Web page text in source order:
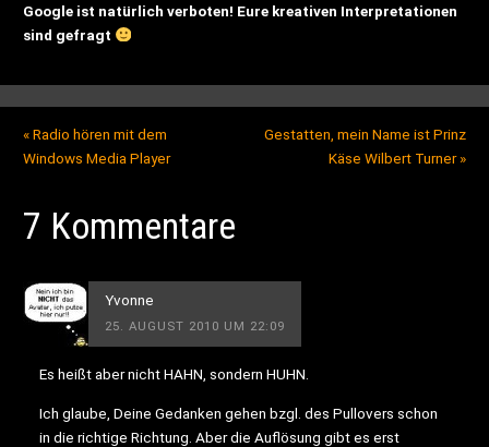
Google ist natürlich verboten! Eure kreativen Interpretationen
sind gefragt
«Radio hören mit dem
Windows Media Player
Gestatten, mein Name ist Prinz
Käse Wilbert Turner»
7 Kommentare
Yvonne
25. AUGUST 2010 UM 22:09
Es heißt aber nicht HAHN, sondern HUHN.
Ich glaube, Deine Gedanken gehen bzgl. des Pullovers schon
in die richtige Richtung. Aber die Auflösung gibt es erst